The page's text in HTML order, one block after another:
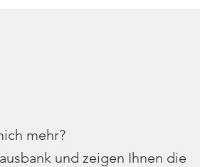
mehr?
und zeigen Ihnen die